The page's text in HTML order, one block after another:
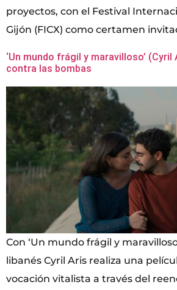
proyectos, con el Festival
Gijón (FICX) como certamen
‘Un mundo frágil y maravilloso’
contra las bombas
Con ‘Un mundo frágil y
libanés Cyril Aris realiza una
vocación vitalista a través del